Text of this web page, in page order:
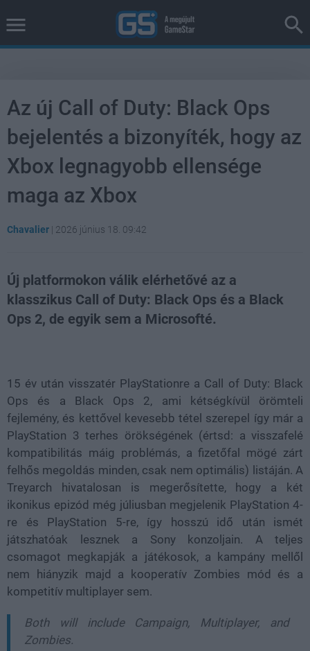
Az új Call of Duty: Black Ops
bejelentés a bizonyíték, hogy az
Xbox legnagyobb ellensége
maga az Xbox
Chavalier | 2026 június 18. 09:42
Új platformokon válik elérhetővé az a
klasszikus Call of Duty: Black Ops és a Black
Ops 2, de egyik sem a Microsofté.
15 év után visszatér PlayStationre a Call of Duty: Black
Ops és a Black Ops 2, ami kétségkívül örömteli
fejlemény, és kettővel kevesebb tétel szerepel így már a
PlayStation 3 terhes örökségének (értsd: a visszafelé
kompatibilitás máig problémás, a fizetőfal mögé zárt
felhős megoldás minden, csak nem optimális) listáján. A
Treyarch hivatalosan is megerősítette, hogy a két
ikonikus epizód még júliusban megjelenik PlayStation 4-
re és PlayStation 5-re, így hosszú idő után ismét
játszhatóak lesznek a Sony konzoljain. A teljes
csomagot megkapják a játékosok, a kampány mellől
nem hiányzik majd a kooperatív Zombies mód és a
kompetitív multiplayer sem.
Both will include Campaign, Multiplayer, and
Zombies.